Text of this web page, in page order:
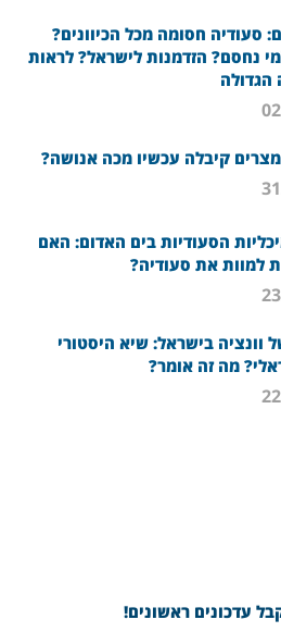
סעודיה חסומה מכל הכיוונים?
נחסם? הזדמנות לישראל? לראות
מצרים קיבלה עכשיו מכה אנושה?
הסעודיות בים האדום: האם
למוות את סעודיה?
וונציה בישראל: שיא היסטורי
מה זה אומר?
עדכונים ראשונים!